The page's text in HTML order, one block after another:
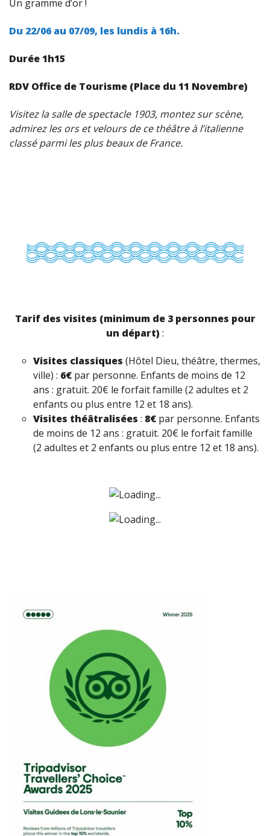
Un gramme d’or !
Du 22/06 au 07/09, les lundis à 16h.
Durée 1h15
RDV Office de Tourisme (Place du 11 Novembre)
Visitez la salle de spectacle 1903, montez sur scène,
admirez les ors et velours de ce théâtre à l’italienne
classé parmi les plus beaux de France.
Tarif des visites (minimum de 3 personnes pour
un départ) :
Visites classiques (Hôtel Dieu, théâtre, thermes,
ville) : 6€ par personne. Enfants de moins de 12
ans : gratuit. 20€ le forfait famille (2 adultes et 2
enfants ou plus entre 12 et 18 ans).
Visites théâtralisées : 8€ par personne. Enfants
de moins de 12 ans : gratuit. 20€ le forfait famille
(2 adultes et 2 enfants ou plus entre 12 et 18 ans).